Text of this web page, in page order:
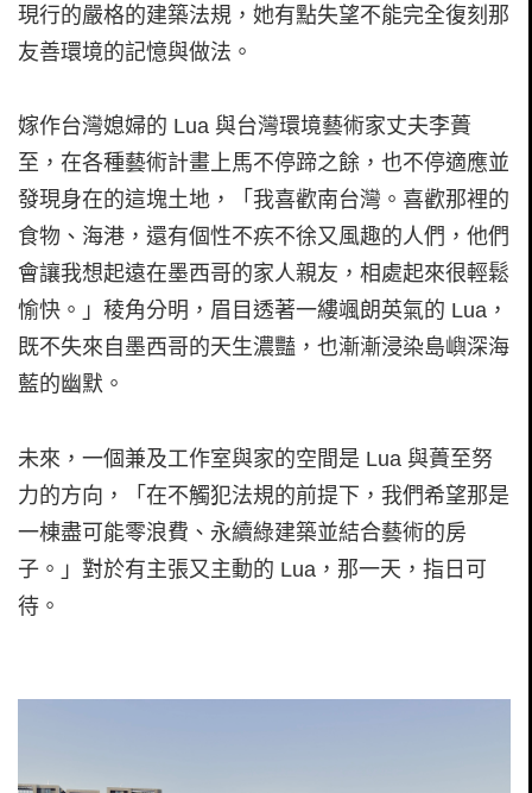
現行的嚴格的建築法規，她有點失望不能完全復刻那
友善環境的記憶與做法。
嫁作台灣媳婦的 Lua 與台灣環境藝術家丈夫李蕢
至，在各種藝術計畫上馬不停蹄之餘，也不停適應並
發現身在的這塊土地，「我喜歡南台灣。喜歡那裡的
食物、海港，還有個性不疾不徐又風趣的人們，他們
會讓我想起遠在墨西哥的家人親友，相處起來很輕鬆
愉快。」稜角分明，眉目透著一縷颯朗英氣的 Lua，
既不失來自墨西哥的天生濃豔，也漸漸浸染島嶼深海
藍的幽默。
未來，一個兼及工作室與家的空間是 Lua 與蕢至努
力的方向，「在不觸犯法規的前提下，我們希望那是
一棟盡可能零浪費、永續綠建築並結合藝術的房
子。」對於有主張又主動的 Lua，那一天，指日可
待。